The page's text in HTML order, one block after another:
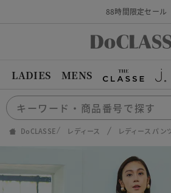
88時間限定セール
LADIES MENS
DoCLASSE レディース レディース パン